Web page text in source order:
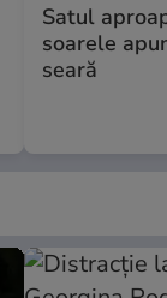
Satul
soarele
seară